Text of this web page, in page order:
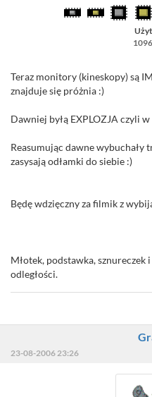
Teraz monitory (kineskopy) są
znajduje się próżnia :)
Dawniej byłą EXPLOZJA czyli
Reasumując dawne wybuchały
zasysają odłamki do siebie :)
Będę wdzięczny za filmik z
Młotek, podstawka, sznureczek
odległości.
23-08-2006 23:26